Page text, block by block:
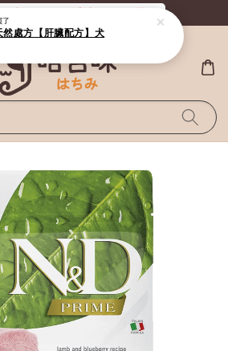
站免運》給毛孩最好的選擇